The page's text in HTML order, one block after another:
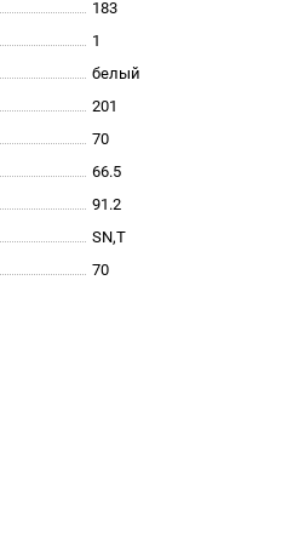
183
1
белый
201
70
66.5
91.2
SN,T
70